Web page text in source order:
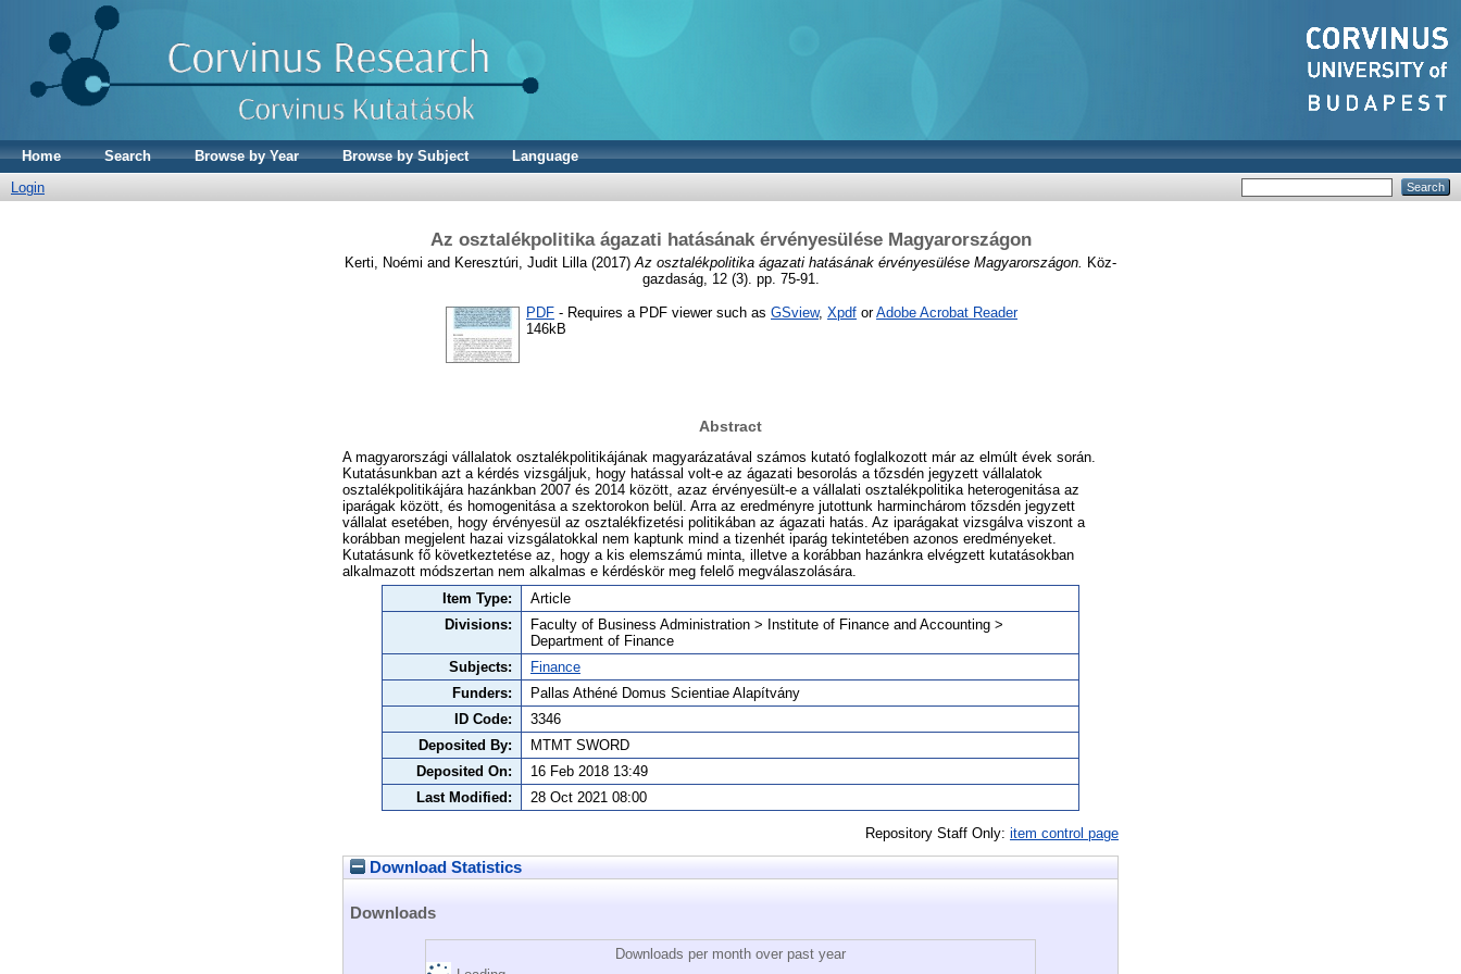
Home Search Browse by Year Browse by Subject
Language
Login
Az osztalékpolitika ágazati hatásának érvényesülése Magyarországon
Kerti, Noémi and Keresztúri, Judit Lilla (2017) Az osztalékpolitika ágazati hatásának érvényesülése Magyarországon.
Köz-
gazdaság, 12 (3). pp. 75-91.
PDF - Requires a PDF viewer such as GSview, Xpdf orAdobe Acrobat Reader
146kB
Abstract
A magyarországi vállalatok osztalékpolitikájának magyarázatával számos kutató foglalkozott már az elmúlt évek során.
Kutatásunkban azt a kérdés vizsgáljuk, hogy hatással volt-e az ágazati besorolás a tőzsdén jegyzett vállalatok
osztalékpolitikájára hazánkban 2007 és 2014 között, azaz érvényesült-e a vállalati osztalékpolitika heterogenitása az
iparágak között, és homogenitása a szektorokon belül. Arra az eredményre jutottunk harminchárom tőzsdén jegyzett
vállalat esetében, hogy érvényesül az osztalékfizetési politikában az ágazati hatás. Az iparágakat vizsgálva viszont a
korábban megjelent hazai vizsgálatokkal nem kaptunk mind a tizenhét iparág tekintetében azonos eredményeket.
Kutatásunk fő következtetése az, hogy a kis elemszámú minta, illetve a korábban hazánkra elvégzett kutatásokban
alkalmazott módszertan nem alkalmas e kérdéskör meg felelő megválaszolására.
Item Type:
Article
Divisions:
Faculty of Business Administration > Institute of Finance and Accounting >
Department of Finance
Subjects:
Finance
Funders:
Pallas Athéné Domus Scientiae Alapítvány
ID Code:
3346
Deposited By:
MTMT SWORD
Deposited On:
16 Feb 2018 13:49
Last Modified:
28 Oct 2021 08:00
Repository Staff Only: item control page
Download Statistics
Downloads
Downloads per month over past year